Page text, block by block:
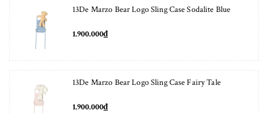
13De Marzo Bear Logo Sling Case Sodalite Blue
1.900.000₫
13De Marzo Bear Logo Sling Case Fairy Tale
1.900.000₫